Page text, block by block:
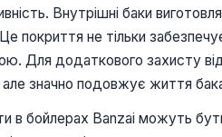
Внутрішні баки
покриття не тільки
Для додаткового захисту
але значно подовжує життя
в бойлерах Banzai можуть